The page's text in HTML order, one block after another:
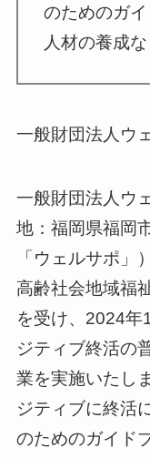
のためのガ
人材の養成
一般財団法人ウ
一般財団法人ウ
地：福岡県福岡
「ウェルサポ」
高齢社会地域福
を受け、2024年
ジティブ終活の
業を実施いたし
ジティブに終活
のためのガイド